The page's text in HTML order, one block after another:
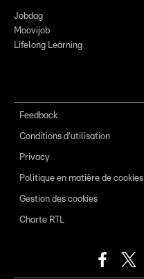
Jobdag
Moovijob
Lifelong Learning
Feedback
Conditions d'utilisation
Privacy
Politique en matière de cookies
Gestion des cookies
Charte RTL